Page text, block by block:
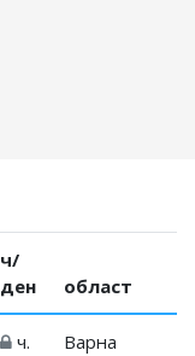
ч/
ден
област
ч. Варна